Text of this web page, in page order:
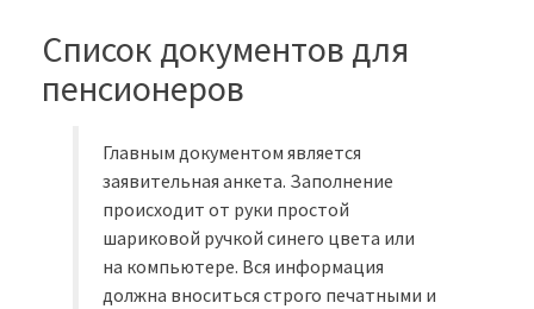
Список документов для
пенсионеров
Главным документом является
заявительная анкета. Заполнение
происходит от руки простой
шариковой ручкой синего цвета или
на компьютере. Вся информация
должна вноситься строго печатными и